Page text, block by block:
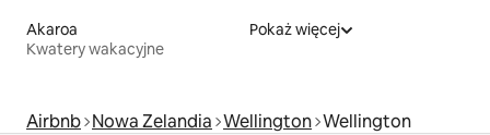
Akaroa
Kwatery wakacyjne
Pokaż więcej
Airbnb Nowa Zelandia Wellington Wellington